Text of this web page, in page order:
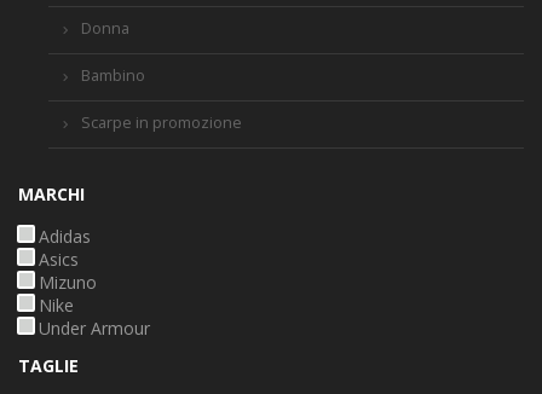
Donna
Bambino
Scarpe in promozione
MARCHI
Adidas
Asics
Mizuno
Nike
Under Armour
TAGLIE